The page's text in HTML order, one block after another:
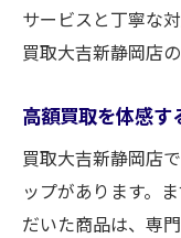
サービスと丁寧な
買取大吉新静岡店
高額買取を体感す
買取大吉新静岡店
ップがあります。
だいた商品は、専